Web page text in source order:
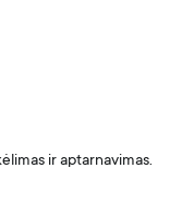
ir aptarnavimas.